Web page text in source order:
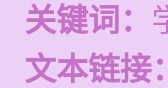
关键词：
文本链接：